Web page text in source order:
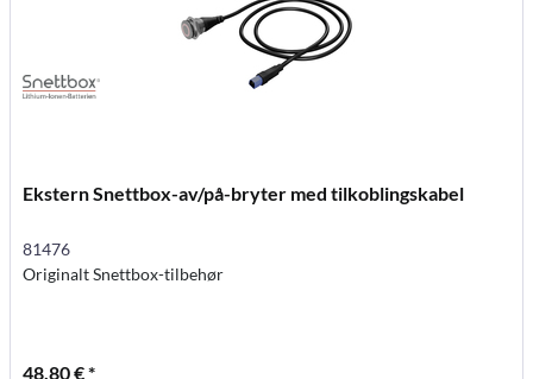
Ekstern Snettbox-av/på-bryter med tilkoblingskabel
81476
Originalt Snettbox-tilbehør
48,80 € *